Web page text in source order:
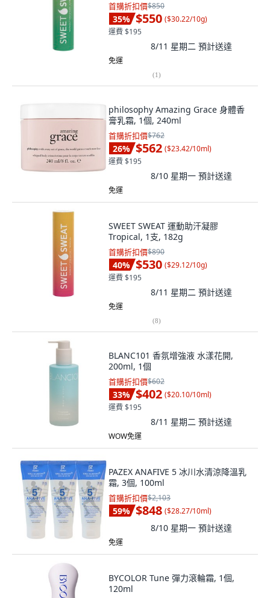
首購折扣價$850
35% $550 ($30.22/10g)
運費 $195
8/11 星期二 預計送達
免運
(1)
philosophy Amazing Grace 身體香
膏乳霜, 1個, 240ml
首購折扣價$762
26% $562 ($23.42/10ml)
運費 $195
8/10 星期一 預計送達
免運
SWEET SWEAT 運動助汗凝膠
Tropical, 1支, 182g
首購折扣價$890
40% $530 ($29.12/10g)
運費 $195
8/11 星期二 預計送達
免運
(8)
BLANC101 香氛增強液 水漾花開,
200ml, 1個
首購折扣價$602
33% $402 ($20.10/10ml)
運費 $195
8/11 星期二 預計送達
WOW免運
PAZEX ANAFIVE 5 冰川水清涼降溫乳
霜, 3個, 100ml
首購折扣價$2,103
59% $848 ($28.27/10ml)
8/10 星期一 預計送達
免運
BYCOLOR Tune 彈力滾輪霜, 1個,
120ml